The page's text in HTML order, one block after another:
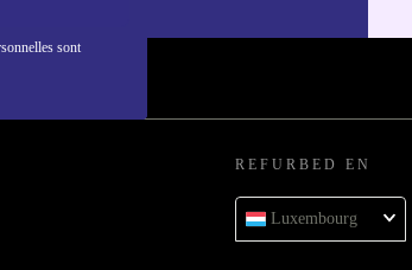
sont
REFURBED EN
Luxembourg